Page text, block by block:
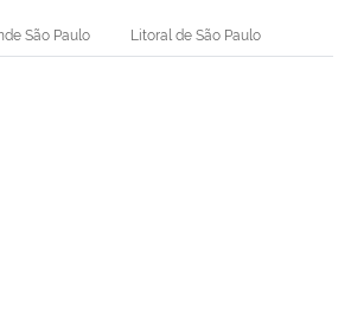
São Paulo Litoral de São Paulo